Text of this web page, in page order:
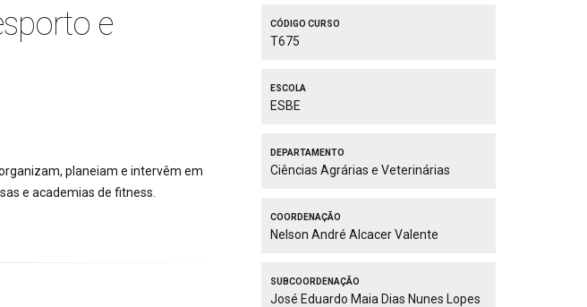
e
planeiam e intervêm em
e academias de fitness.
Código curso
T675
Escola
ESBE
Departamento
Ciências Agrárias e Veterinárias
Coordenação
Nelson André Alcacer Valente
Subcoordenação
José Eduardo Maia Dias Nunes Lopes